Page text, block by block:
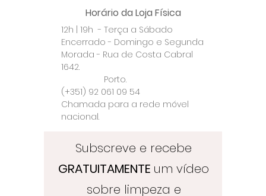
Horário da Loja Física
12h | 19h - Terça a Sábado
Encerrado - Domingo e Segunda
Morada - Rua de Costa Cabral
1642.
Porto.
(+351) 92 061 09 54
Chamada para a rede móvel
nacional.
Subscreve e recebe
GRATUITAMENTE um vídeo
sobre limpeza e